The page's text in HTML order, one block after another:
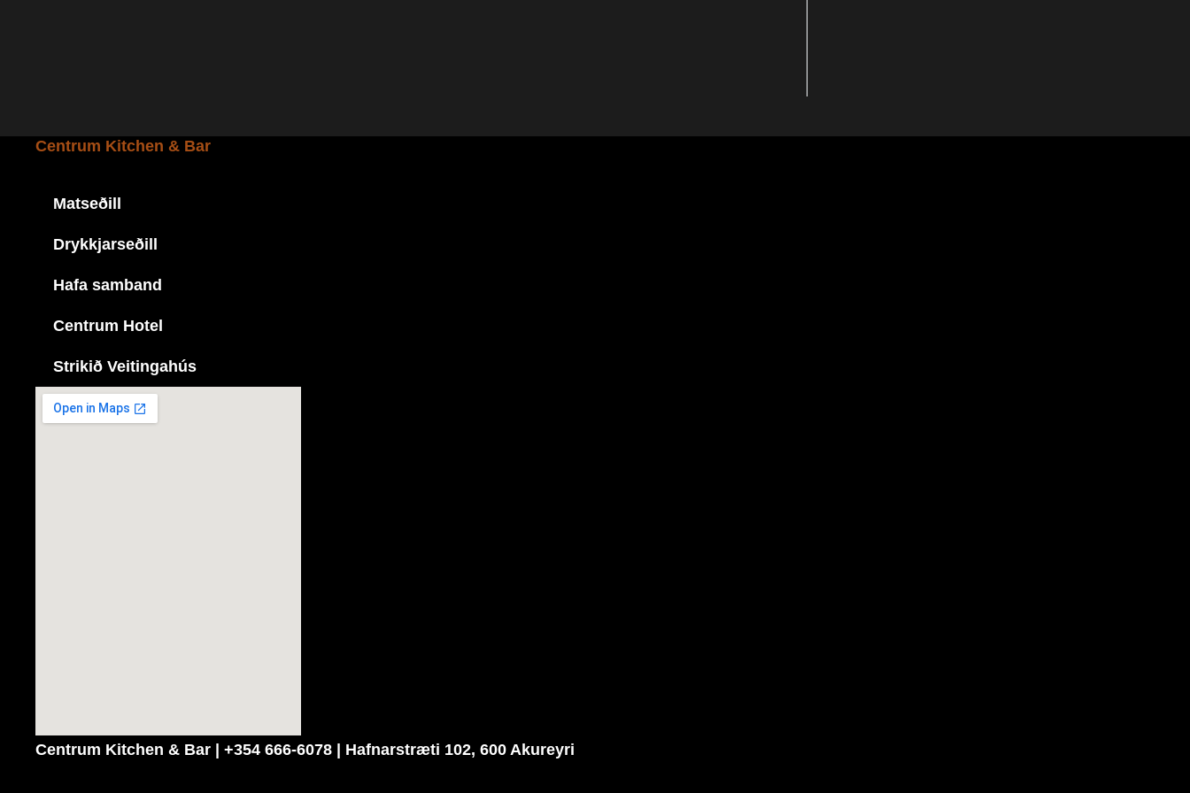
Centrum Kitchen & Bar
Matseðill
Drykkjarseðill
Hafa samband
Centrum Hotel
Strikið Veitingahús
Centrum Kitchen & Bar | +354 666-6078 | Hafnarstræti 102, 600 Akureyri